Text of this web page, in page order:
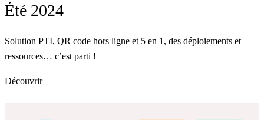
Été 2024
Solution PTI, QR code hors ligne et 5 en 1, des déploiements et
ressources… c’est parti !
Découvrir